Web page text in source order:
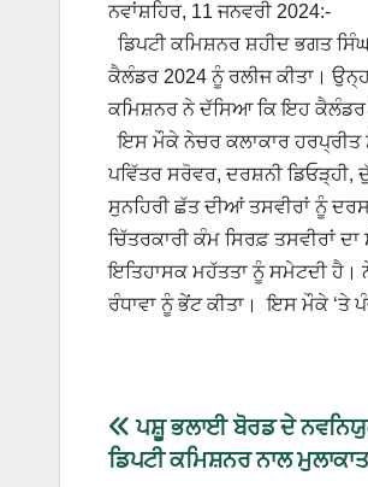
ਨਵਾਂਸ਼ਹਿਰ, 11 ਜਨਵਰੀ 2024:-
ਡਿਪਟੀ ਕਮਿਸ਼ਨਰ ਸ਼ਹੀਦ ਭਗਤ
ਕੈਲੰਡਰ 2024 ਨੂੰ ਰਲੀਜ ਕੀਤਾ।
ਕਮਿਸ਼ਨਰ ਨੇ ਦੱਸਿਆ ਕਿ ਇਹ ਕੈਲੰਡਰ
ਇਸ ਮੌਕੇ ਨੇਚਰ ਕਲਾਕਾਰ ਹਰਪ੍ਰੀਤ
ਪਵਿੱਤਰ ਸਰੋਵਰ, ਦਰਸ਼ਨੀ ਡਿਓੜ੍ਹੀ,
ਸੁਨਹਿਰੀ ਛੱਤ ਦੀਆਂ ਤਸਵੀਰਾਂ ਨੂੰ
ਚਿੱਤਰਕਾਰੀ ਕੰਮ ਸਿਰਫ਼ ਤਸਵੀਰਾਂ
ਇਤਿਹਾਸਕ ਮਹੱਤਤਾ ਨੂੰ ਸਮੇਟਦੀ ਹੈ।
ਰੰਧਾਵਾ ਨੂੰ ਭੇਂਟ ਕੀਤਾ। ਇਸ ਮੌਕੇ ‘ਤੇ
ਪਸ਼ੂ ਭਲਾਈ ਬੋਰਡ ਦੇ
ਡਿਪਟੀ ਕਮਿਸ਼ਨਰ ਨਾਲ